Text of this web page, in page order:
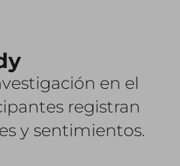
en el
registran
y sentimientos.